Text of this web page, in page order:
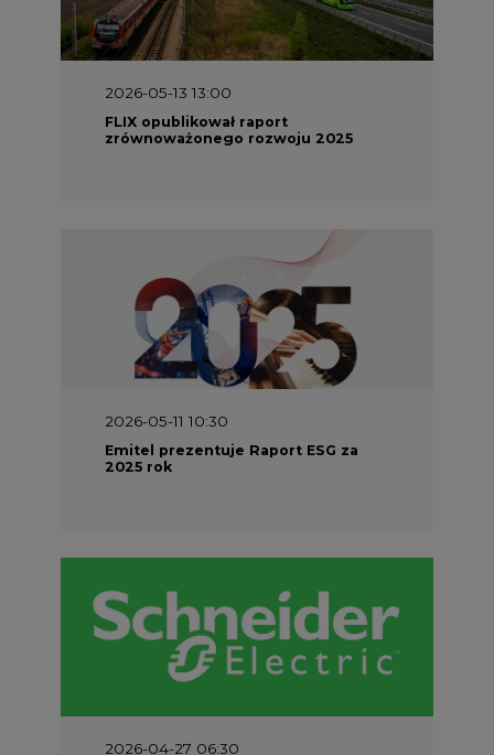
2026-05-13 13:00
FLIX opublikował raport
zrównoważonego rozwoju 2025
2026-05-11 10:30
Emitel prezentuje Raport ESG za
2025 rok
2026-04-27 06:30